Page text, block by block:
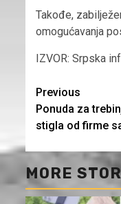
Takođe,
omogućavanja
IZVOR: Srpska
Continue
Reading
Previous
Ponuda za
stigla od firme
MORE